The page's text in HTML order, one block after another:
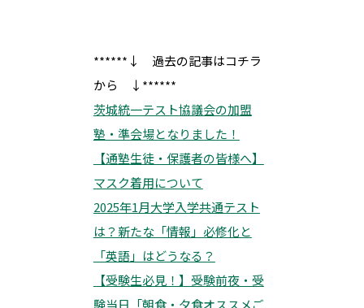
******↓ 過去の記事はコチラ
から ↓******
茨城統一テスト協議会の加盟
塾・準会場となりました！
【通塾生徒・保護者の皆様へ】
マスク着用について
2025年1月大学入学共通テスト
は？新たな「情報」必修化と
「英語」はどうなる？
【受験生必見！】受験前夜・受